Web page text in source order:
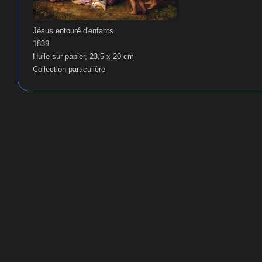
Jésus entouré d'enfants
1839
Huile sur papier, 23,5 x 20 cm
Collection particulière